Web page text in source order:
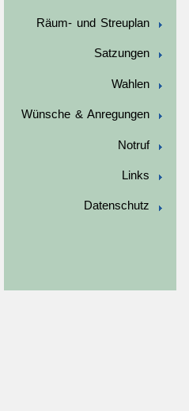
Räum- und Streuplan
Satzungen
Wahlen
Wünsche & Anregungen
Notruf
Links
Datenschutz